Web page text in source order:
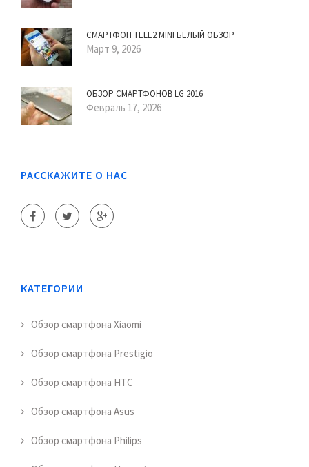
СМАРТФОН TELE2 MINI БЕЛЫЙ ОБЗОР
Март 9, 2026
ОБЗОР СМАРТФОНОВ LG 2016
Февраль 17, 2026
РАССКАЖИТЕ О НАС
КАТЕГОРИИ
Обзор смартфона Xiaomi
Обзор смартфона Prestigio
Обзор смартфона HTC
Обзор смартфона Asus
Обзор смартфона Philips